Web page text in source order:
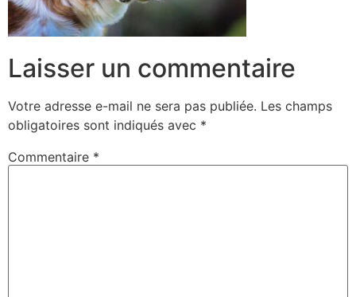
Laisser un commentaire
Votre adresse e-mail ne sera pas publiée. Les champs
obligatoires sont indiqués avec *
Commentaire *